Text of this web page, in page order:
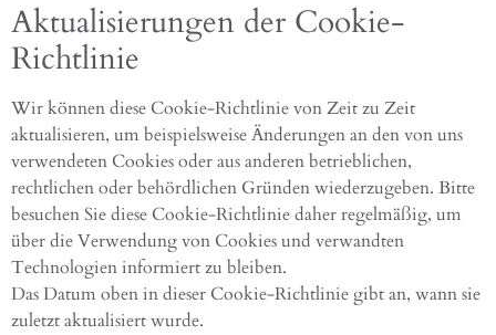
Aktualisierungen der Cookie-
Richtlinie
Wir können diese Cookie-Richtlinie von Zeit zu Zeit
aktualisieren, um beispielsweise Änderungen an den von uns
verwendeten Cookies oder aus anderen betrieblichen,
rechtlichen oder behördlichen Gründen wiederzugeben. Bitte
besuchen Sie diese Cookie-Richtlinie daher regelmäßig, um
über die Verwendung von Cookies und verwandten
Technologien informiert zu bleiben.
Das Datum oben in dieser Cookie-Richtlinie gibt an, wann sie
zuletzt aktualisiert wurde.